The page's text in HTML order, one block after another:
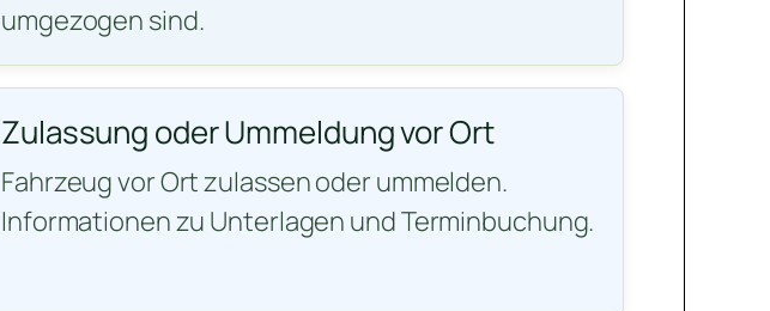
umgezogen sind.
Zulassung oder Ummeldung vor Ort
Fahrzeug vor Ort zulassen oder ummelden.
Informationen zu Unterlagen und Terminbuchung.